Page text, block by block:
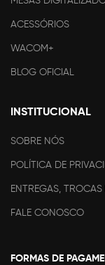
ACESSÓRIOS
WACOM+
BLOG OFICIAL
INSTITUCIONAL
SOBRE NÓS
POLÍTICA DE
ENTREGAS,
FALE CONOSCO
FORMAS DE